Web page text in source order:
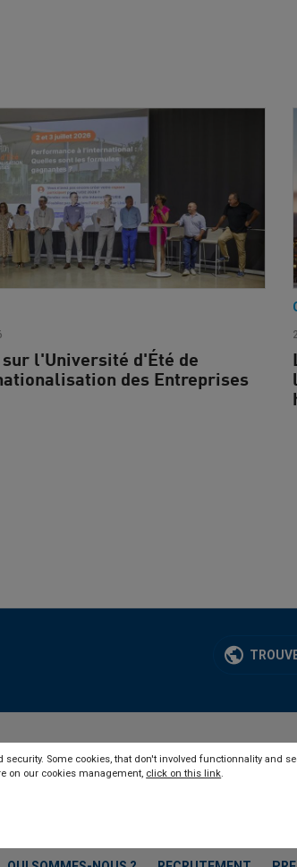
Some cookies, that don't involved functionnality and
on our cookies management, click on this link.
sur l'Université d'Été de
des Entreprises